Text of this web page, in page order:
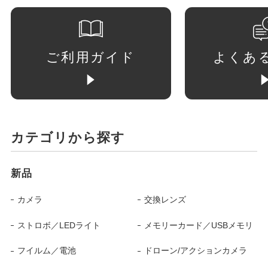
ご利用ガイド よくあ
カテゴリから探す
新品
カメラ 交換レンズ
ストロボ／LEDライト メモリーカード／USBメモリ
フイルム／電池 ドローン/アクションカメラ